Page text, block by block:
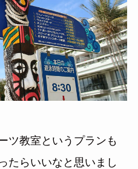
ツ教室というプランも
たらいいなと思いまし